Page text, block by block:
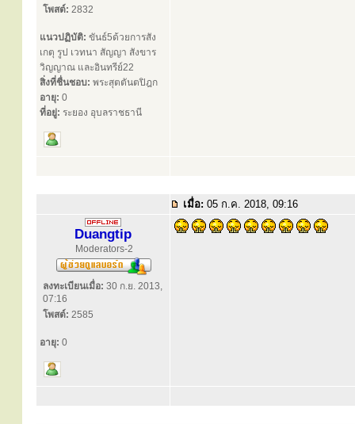
โพสต์: 2832
แนวปฏิบัติ: ขันธ์5ด้วยการสัง
เกตุ รูป เวทนา สัญญา สังขาร
วิญญาณ และอินทรีย์22
สิ่งที่ชื่นชอบ: พระสุตตันตปิฎก
อายุ: 0
ที่อยู่: ระยอง อุบลราชธานี
เมื่อ: 05 ก.ค. 2018, 09:16
Duangtip
Moderators-2
ลงทะเบียนเมื่อ: 30 ก.ย. 2013,
07:16
โพสต์: 2585
อายุ: 0